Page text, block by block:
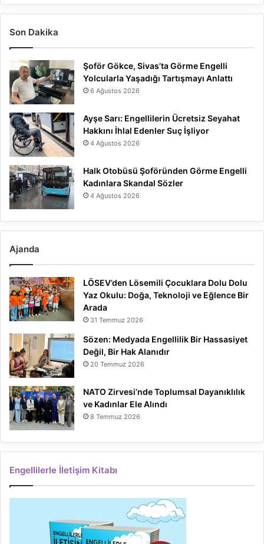
Son Dakika
Şoför Gökce, Sivas’ta Görme Engelli
Yolcularla Yaşadığı Tartışmayı Anlattı
6 Ağustos 2026
Ayşe Sarı: Engellilerin Ücretsiz Seyahat
Hakkını İhlal Edenler Suç İşliyor
4 Ağustos 2026
Halk Otobüsü Şoföründen Görme Engelli
Kadınlara Skandal Sözler
4 Ağustos 2026
Ajanda
LÖSEV’den Lösemili Çocuklara Dolu Dolu
Yaz Okulu: Doğa, Teknoloji ve Eğlence Bir
Arada
31 Temmuz 2026
Sözen: Medyada Engellilik Bir Hassasiyet
Değil, Bir Hak Alanıdır
20 Temmuz 2026
NATO Zirvesi’nde Toplumsal Dayanıklılık
ve Kadınlar Ele Alındı
8 Temmuz 2026
Engellilerle İletişim Kitabı